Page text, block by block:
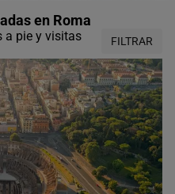
en Roma
a pie y visitas
FILTRAR